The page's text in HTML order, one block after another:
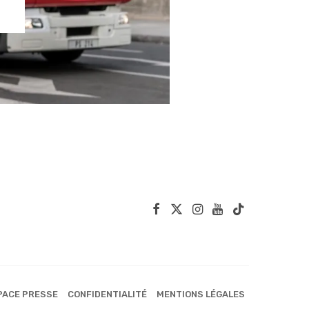
PRESSE CONFIDENTIALITÉ MENTIONS LÉGALES